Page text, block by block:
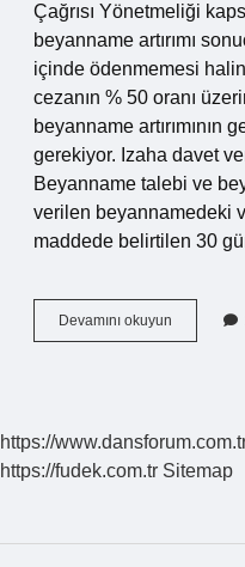
Çağrısı Yönetmeliği
beyanname artırımı
içinde ödenmemesi
cezanın % 50 oranı
beyanname
gerekiyor. Izaha davet
Beyanname talebi ve
verilen beyannamedeki
maddede belirtilen 30
Devamını okuyun
Davet
https://
https://fudek.com.tr Sitemap